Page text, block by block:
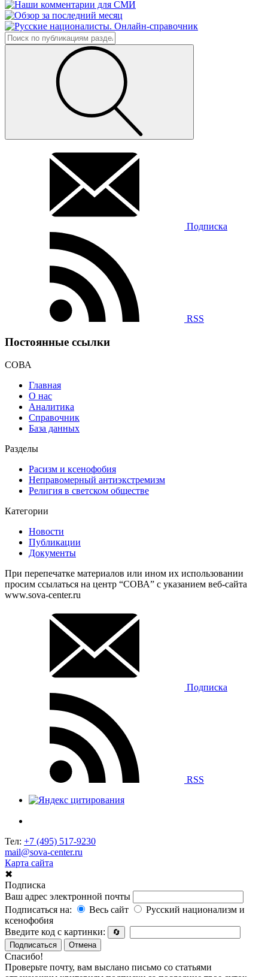
Подписка
RSS
Постоянные ссылки
СОВА
Главная
О нас
Аналитика
Справочник
База данных
Разделы
Расизм и ксенофобия
Неправомерный антиэкстремизм
Религия в светском обществе
Категории
Новости
Публикации
Документы
При перепечатке материалов или ином их использовании
просим ссылаться на центр “СОВА” с указанием веб-сайта
www.sova-center.ru
Подписка
RSS
Тел: +7 (495) 517-9230
mail@sova-center.ru
Карта сайта
✖
Подписка
Ваш адрес электронной почты
Подписаться на:
Весь сайт
Русский национализм и
ксенофобия
Введите код с картинки:
🔄
Подписаться
Отмена
Спасибо!
Проверьте почту, вам выслано письмо со статьями